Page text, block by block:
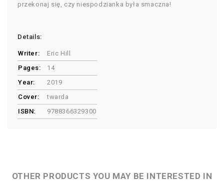
przekonaj się, czy niespodzianka była smaczna!
Details:
Writer:
Eric Hill
Pages:
14
Year:
2019
Cover:
twarda
ISBN:
9788366329300
OTHER PRODUCTS YOU MAY BE INTERESTED IN